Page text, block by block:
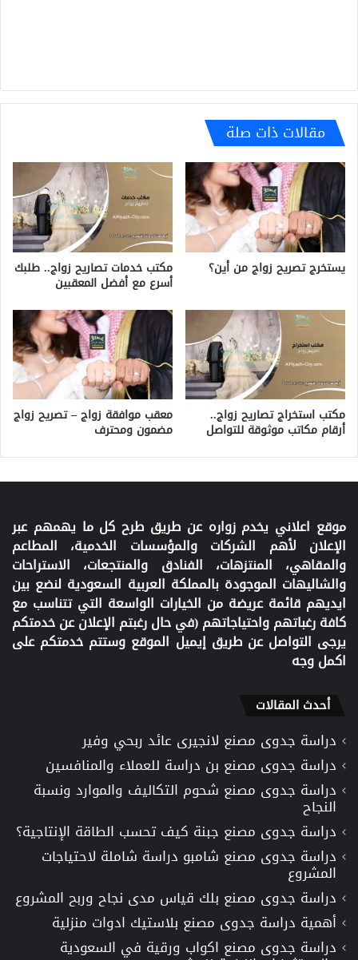
مقالات ذات صلة
يستخرج تصريح زواج من أين؟ مكتب خدمات تصاريح زواج.. طلبك
أسرع مع أفضل المعقبين
مكتب استخراج تصاريح زواج..
أرقام مكاتب موثوقة للتواصل
معقب موافقة زواج – تصريح زواج
مضمون ومحترف
موقع اعلاني يخدم زواره عن طريق طرح كل ما يهمهم عبر
الإعلان لأهم الشركات والمؤسسات الخدمية، المطاعم
والمقاهي، المنتزهات، الفنادق والمنتجعات، الاستراحات
والشاليهات الموجودة بالمملكة العربية السعودية لنضع بين
ايديهم قائمة عريضة من الخيارات الواسعة التي تتناسب مع
كافة رغباتهم واحتياجاتهم (في حال رغبتم الإعلان عن خدمتكم
يرجى التواصل عن طريق إيميل الموقع وستتم خدمتكم على
اكمل وجه
أحدث المقالات
دراسة جدوى مصنع لانجيرى عائد ربحي وفير
دراسة جدوى مصنع بن دراسة للعملاء والمنافسين
دراسة جدوى مصنع شحوم التكاليف والموارد ونسبة
النجاح
دراسة جدوى مصنع جبنة كيف تحسب الطاقة الإنتاجية؟
دراسة جدوى مصنع شامبو دراسة شاملة لاحتياجات
المشروع
دراسة جدوى مصنع بلك قياس مدى نجاح وربح المشروع
أهمية دراسة جدوى مصنع بلاستيك ادوات منزلية
دراسة جدوى مصنع اكواب ورقية في السعودية